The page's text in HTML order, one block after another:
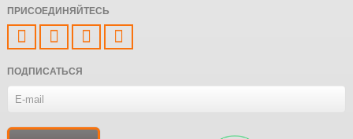
ПРИСОЕДИНЯЙТЕСЬ
ПОДПИСАТЬСЯ